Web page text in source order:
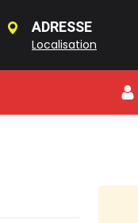
ADRESSE
Localisation